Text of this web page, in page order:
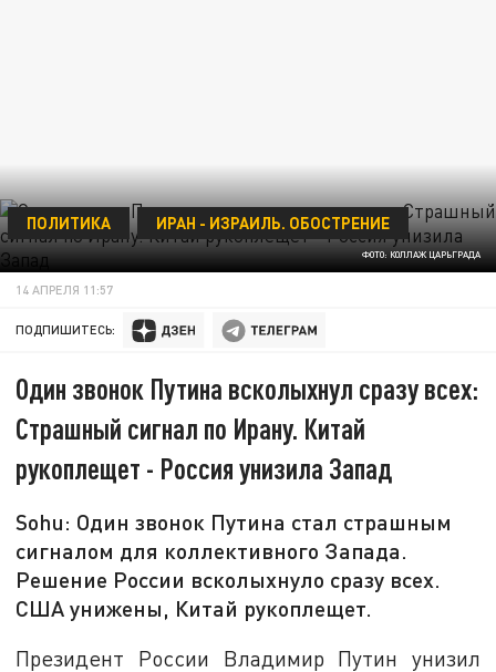
ФОТО: КОЛЛАЖ ЦАРЬГРАДА
ПОЛИТИКА ИРАН - ИЗРАИЛЬ. ОБОСТРЕНИЕ
14 АПРЕЛЯ 11:57
ПОДПИШИТЕСЬ:
Один звонок Путина всколыхнул сразу всех:
Страшный сигнал по Ирану. Китай
рукоплещет - Россия унизила Запад
Sohu: Один звонок Путина стал страшным
сигналом для коллективного Запада.
Решение России всколыхнуло сразу всех.
США унижены, Китай рукоплещет.
Президент России Владимир Путин унизил